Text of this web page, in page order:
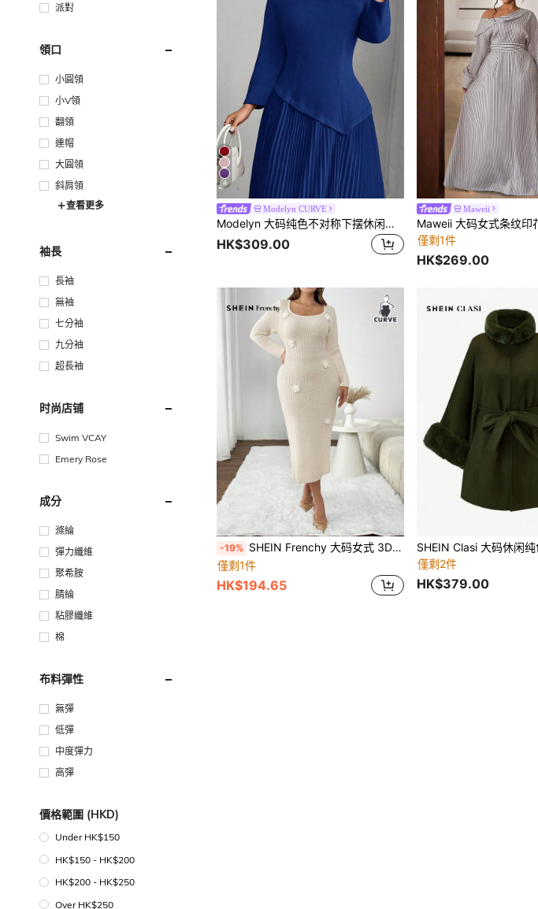
派對
領口
小圓領
小V領
翻領
連帽
大圓領
斜肩領
查看更多
袖長
長袖
無袖
七分袖
九分袖
超長袖
时尚店铺
Swim VCAY
Emery Rose
成分
滌綸
彈力纖維
聚希胺
腈綸
粘膠纖維
棉
布料彈性
無彈
低彈
中度彈力
高彈
價格範圍 (HKD)
Under HK$150
HK$150 - HK$200
HK$200 - HK$250
Over HK$250
4
Modelyn CURVE
Modelyn 大码纯色不对称下摆休闲长袖百褶夏季连衣裙
HK$309.00
Maweii
僅剩1件
HK$269.00
-19% SHEIN Frenchy 大码女式 3D 玫瑰贴花白色连衣裙，适合冬季
僅剩1件
HK$194.65
僅剩2件
HK$379.00